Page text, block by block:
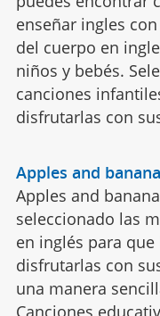
enseñar ingles
del cuerpo en
niños y bebés.
canciones
disfrutarlas con
Apples and
Apples and
seleccionado las
en inglés para
disfrutarlas con
una manera
Canciones